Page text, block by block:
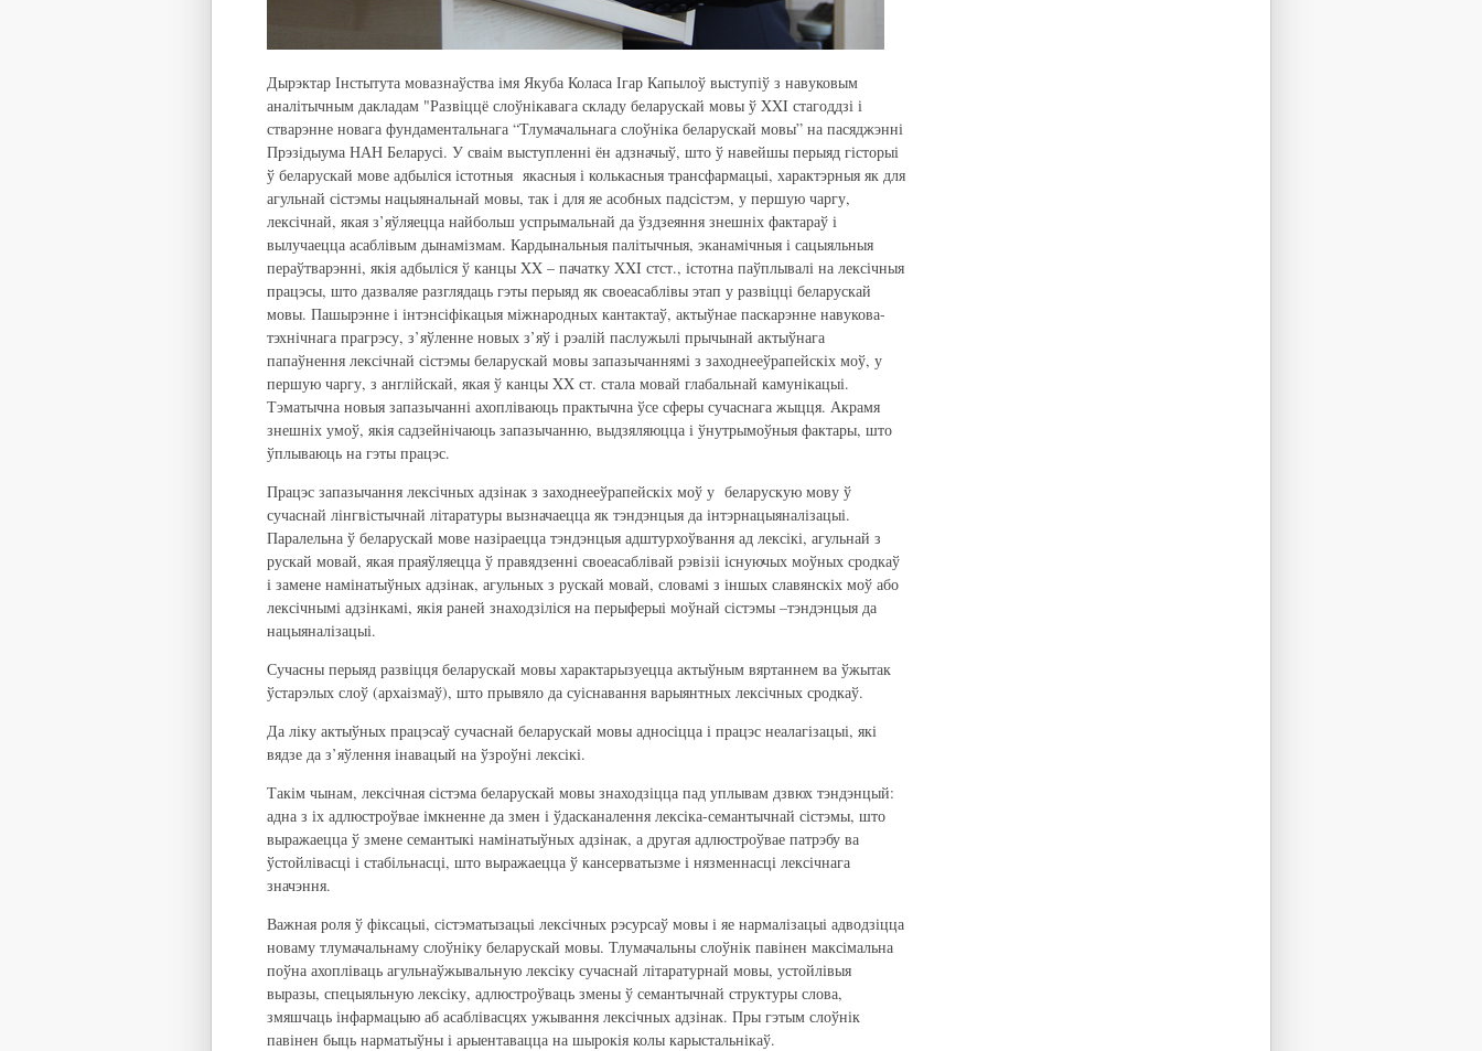
Дырэктар Інстытута мовазнаўства імя Якуба Коласа Ігар Капылоў выступіў з навуковым
аналітычным дакладам "Развіццё слоўнікавага складу беларускай мовы ў XXI стагоддзі і
стварэнне новага фундаментальнага “Тлумачальнага слоўніка беларускай мовы” на пасяджэнні
Прэзідыума НАН Беларусі. У сваім выступленні ён адзначыў, што ў навейшы перыяд гісторыі
ў беларускай мове адбыліся істотныя якасныя і колькасныя трансфармацыі, характэрныя як для
агульнай сістэмы нацыянальнай мовы, так і для яе асобных падсістэм, у першую чаргу,
лексічнай, якая з’яўляецца найбольш успрымальнай да ўздзеяння знешніх фактараў і
вылучаецца асаблівым дынамізмам. Кардынальныя палітычныя, эканамічныя і сацыяльныя
пераўтварэнні, якія адбыліся ў канцы XX – пачатку XXI стст., істотна паўплывалі на лексічныя
працэсы, што дазваляе разглядаць гэты перыяд як своеасаблівы этап у развіцці беларускай
мовы. Пашырэнне і інтэнсіфікацыя міжнародных кантактаў, актыўнае паскарэнне навукова-
тэхнічнага прагрэсу, з’яўленне новых з’яў і рэалій паслужылі прычынай актыўнага
папаўнення лексічнай сістэмы беларускай мовы запазычаннямі з заходнееўрапейскіх моў, у
першую чаргу, з англійскай, якая ў канцы XX ст. стала мовай глабальнай камунікацыі.
Тэматычна новыя запазычанні ахопліваюць практычна ўсе сферы сучаснага жыцця. Акрамя
знешніх умоў, якія садзейнічаюць запазычанню, выдзяляюцца і ўнутрымоўныя фактары, што
ўплываюць на гэты працэс.
Працэс запазычання лексічных адзінак з заходнееўрапейскіх моў у беларускую мову ў
сучаснай лінгвістычнай літаратуры вызначаецца як тэндэнцыя да інтэрнацыяналізацыі.
Паралельна ў беларускай мове назіраецца тэндэнцыя адштурхоўвання ад лексікі, агульнай з
рускай мовай, якая праяўляецца ў правядзенні своеасаблівай рэвізіі існуючых моўных сродкаў
і замене намінатыўных адзінак, агульных з рускай мовай, словамі з іншых славянскіх моў або
лексічнымі адзінкамі, якія раней знаходзіліся на перыферыі моўнай сістэмы –тэндэнцыя да
нацыяналізацыі.
Сучасны перыяд развіцця беларускай мовы характарызуецца актыўным вяртаннем ва ўжытак
ўстарэлых слоў (архаізмаў), што прывяло да суіснавання варыянтных лексічных сродкаў.
Да ліку актыўных працэсаў сучаснай беларускай мовы адносіцца і працэс неалагізацыі, які
вядзе да з’яўлення інавацый на ўзроўні лексікі.
Такім чынам, лексічная сістэма беларускай мовы знаходзіцца пад уплывам дзвюх тэндэнцый:
адна з іх адлюстроўвае імкненне да змен і ўдасканалення лексіка-семантычнай сістэмы, што
выражаецца ў змене семантыкі намінатыўных адзінак, а другая адлюстроўвае патрэбу ва
ўстойлівасці і стабільнасці, што выражаецца ў кансерватызме і нязменнасці лексічнага
значэння.
Важная роля ў фіксацыі, сістэматызацыі лексічных рэсурсаў мовы і яе нармалізацыі адводзіцца
новаму тлумачальнаму слоўніку беларускай мовы. Тлумачальны слоўнік павінен максімальна
поўна ахопліваць агульнаўжывальную лексіку сучаснай літаратурнай мовы, устойлівыя
выразы, спецыяльную лексіку, адлюстроўваць змены ў семантычнай структуры слова,
змяшчаць інфармацыю аб асаблівасцях ужывання лексічных адзінак. Пры гэтым слоўнік
павінен быць нарматыўны і арыентавацца на шырокія колы карыстальнікаў.